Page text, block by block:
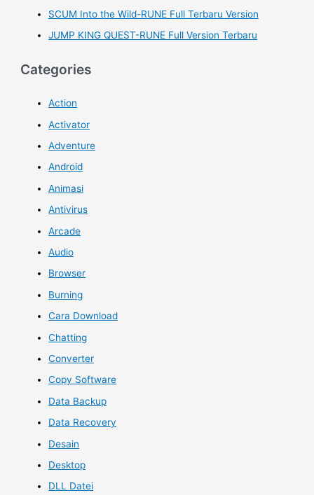
SCUM Into the Wild-RUNE Full Terbaru Version
JUMP KING QUEST-RUNE Full Version Terbaru
Categories
Action
Activator
Adventure
Android
Animasi
Antivirus
Arcade
Audio
Browser
Burning
Cara Download
Chatting
Converter
Copy Software
Data Backup
Data Recovery
Desain
Desktop
DLL Datei